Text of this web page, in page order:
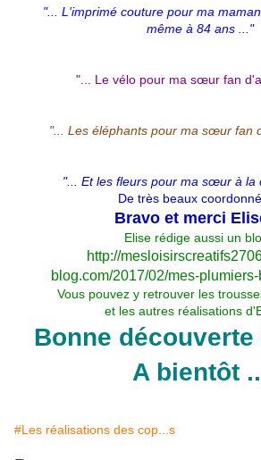
"... L'imprimé couture pour ma
même à 84 ans ..."
"... Le vélo pour ma sœur fan
"... Les éléphants pour ma sœur fan
"... Et les fleurs pour ma sœur à la
De très beaux
Bravo et merci
Elise rédige aussi un
http://
blog.com/2017/02/mes-
Vous pouvez y retrouver les
et les autres réalisations
Bonne
A bientôt
#Les réalisations des cop...s